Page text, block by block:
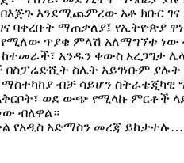
እንደሚጨምረው አቶ ክቡር ገና
ባቀረቡት ማጠቃለያ፤ የኢትዮጵያ
ጥያቄ ምላሽ አለማግኘቱ ነው
አንዱን ቀውስ አረጋግታ
በስፓሬድሺት ስሌት አይገነቡም
ብቻ ሳይሆን ስትራቴጂካዊ
ወደ ውጭ የሚላኩ ምርቶች
ብለዋል።
የአዲስ አድማስን መረጃ ይከታተሉ…